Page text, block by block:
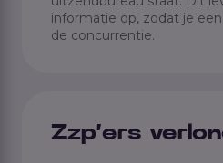
informatie op, zodat je
de concurrentie.
Zzp’ers